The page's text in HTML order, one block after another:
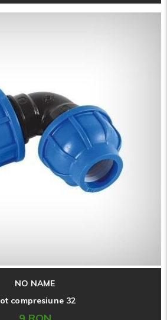
NO NAME
compresiune 32